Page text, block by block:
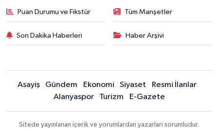
Puan Durumu ve Fikstür Tüm Manşetler
Son Dakika Haberleri Haber Arşivi
Asayiş Gündem Ekonomi Siyaset
Resmi İlanlar
Alanyaspor
Turizm E-Gazete
Sitede yayınlanan içerik ve yorumlardan yazarları sorumludur.